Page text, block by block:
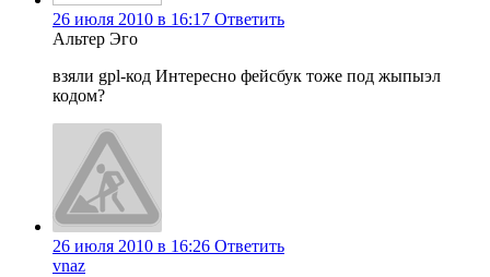
26 июля 2010 в 16:17 Ответить
Альтер Эго
взяли gpl-код Интересно фейсбук тоже под жыпыэл
кодом?
26 июля 2010 в 16:26 Ответить
vnaz